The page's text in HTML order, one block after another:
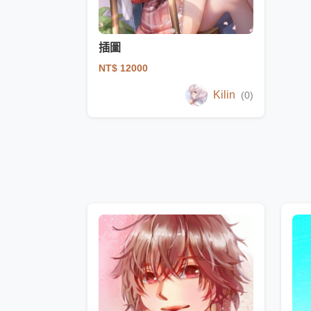
插圖
NT$ 12000
Kilin (0)